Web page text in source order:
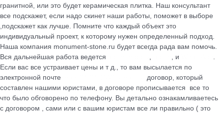
гранитной, или это будет керамическая плитка. Наш консультант
все подскажет, если надо скинет наши работы, поможет в выборе
,подскажет как лучше. Помните что каждый объект это
индивидуальный проект, к которому нужен определенный подход.
Наша компания monument-stone.ru будет всегда рада вам помочь.
Вся дальнейшая работа ведется
, , и
.
Если вас все устраивает цены и т д., то вам высылается по
электронной почте
договор, который
cоставлен нашими юристами, в договоре прописывается все то
что было обговорено по телефону. Вы детально ознакамливаетесь
с договором , сами или с вашим юристам все ли правильно ( это